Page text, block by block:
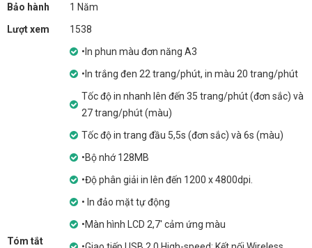
Bảo hành
1 Năm
Lượt xem
1538
Tóm tắt
•In phun màu đơn năng A3
•In trắng đen 22 trang/phút, in màu 20 trang/phút
Tốc độ in nhanh lên đến 35 trang/phút (đơn sắc) và
27 trang/phút (màu)
Tốc độ in trang đầu 5,5s (đơn sắc) và 6s (màu)
•Bộ nhớ 128MB
•Độ phân giải in lên đến 1200 x 4800dpi.
• In đảo mặt tự động
•Màn hình LCD 2,7' cảm ứng màu